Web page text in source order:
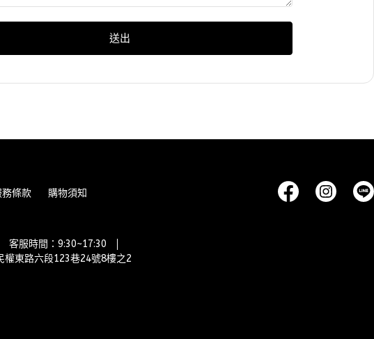
送出
務條款 購物須知
客服時間：9:30~17:30
權東路六段123巷24號8樓之2